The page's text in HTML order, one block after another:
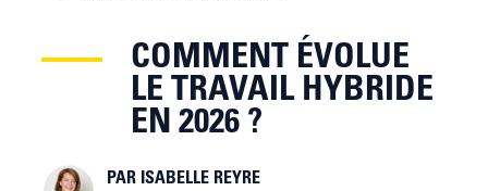
COMMENT ÉVOLUE
LE TRAVAIL HYBRIDE
EN 2026 ?
ISABELLE REYRE